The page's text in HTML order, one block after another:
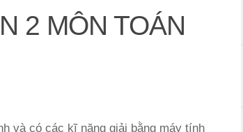
2 MÔN TOÁN
và có các kĩ năng giải bằng máy tính